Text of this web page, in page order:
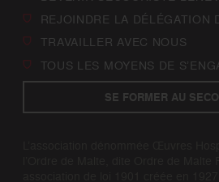
REJOINDRE LA DÉLÉGATION
TRAVAILLER AVEC NOUS
TOUS LES MOYENS DE
SE FORMER AU